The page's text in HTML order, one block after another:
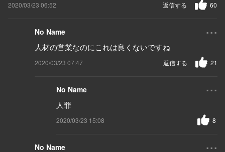
2020/03/23 06:52 60
返信する
No Name ...
人材の営業なのにこれは良くないですね
2020/03/23 07:47 21
返信する
No Name ...
人罪
2020/03/23 15:08 8
No Name ...